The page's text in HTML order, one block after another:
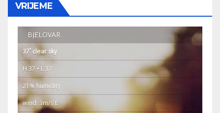
VRIJEME
BJELOVAR
37° clear sky
H 37 • L 37
21% humidity
wind: 3m/s E